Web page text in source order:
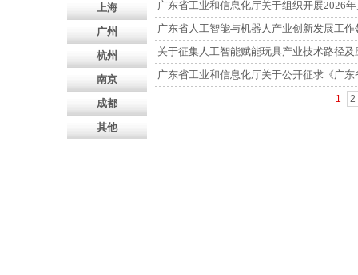
上海
广州
杭州
南京
成都
其他
广东省工业和信息化厅关于组织开展2026
广东省人工智能与机器人产业创新发展工
关于征集人工智能赋能玩具产业技术路径
广东省工业和信息化厅关于公开征求《广
1 2